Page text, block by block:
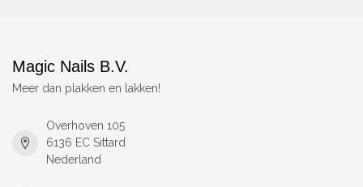
Magic Nails B.V.
Meer dan plakken en lakken!
Overhoven 105
6136 EC Sittard
Nederland